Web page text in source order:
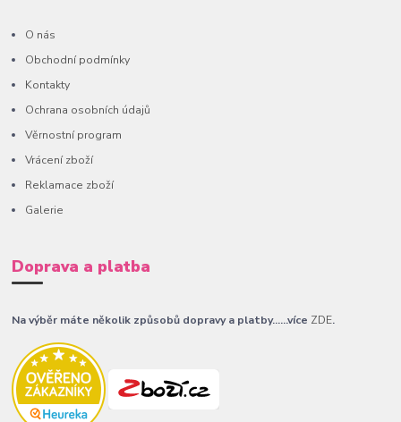
O nás
Obchodní podmínky
Kontakty
Ochrana osobních údajů
Věrnostní program
Vrácení zboží
Reklamace zboží
Galerie
Doprava a platba
Na výběr máte několik způsobů dopravy a platby......více ZDE.